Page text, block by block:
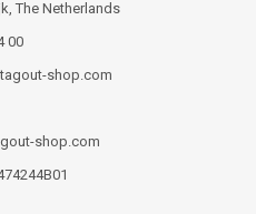
The Netherlands
00
shop.com
shop.com